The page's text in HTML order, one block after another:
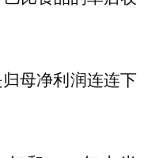
母净利润连连下